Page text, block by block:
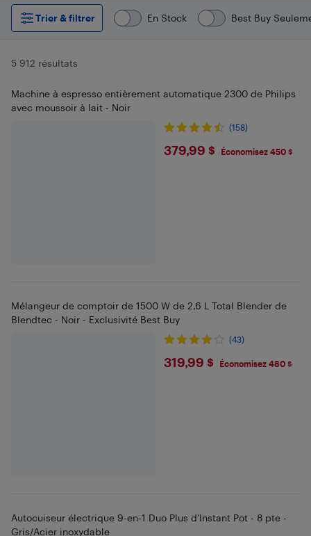
Trier & filtrer En Stock Best Buy
5 912 résultats
Machine à espresso entièrement automatique 2300 de Philips
avec moussoir à lait - Noir
(158)
$379.99
379,99 $ Économisez 450 $
Mélangeur de comptoir de 1500 W de 2,6 L Total Blender de
Blendtec - Noir - Exclusivité Best Buy
(43)
$319.99
319,99 $ Économisez 480 $
Autocuiseur électrique 9-en-1 Duo Plus d'Instant Pot - 8 pte -
Gris/Acier inoxydable